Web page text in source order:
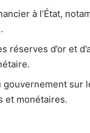
à l’État,
réserves d’or et
gouvernement sur
et monétaires.